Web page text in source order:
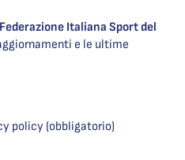
Federazione Italiana Sport del
e le ultime
policy (obbligatorio)